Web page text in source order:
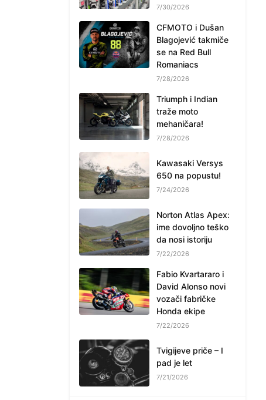
7/30/2026
CFMOTO i Dušan
Blagojević takmiče
se na Red Bull
Romaniacs
7/28/2026
Triumph i Indian
traže moto
mehaničara!
7/28/2026
Kawasaki Versys
650 na popustu!
7/24/2026
Norton Atlas Apex:
ime dovoljno teško
da nosi istoriju
7/22/2026
Fabio Kvartararo i
David Alonso novi
vozači fabričke
Honda ekipe
7/22/2026
Tvigijeve priče – I
pad je let
7/21/2026